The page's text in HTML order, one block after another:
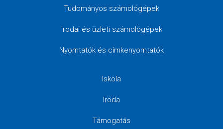
Tudományos számológépek
Irodai és üzleti számológépek
Nyomtatók és címkenyomtatók
Iskola
Iroda
Támogatás